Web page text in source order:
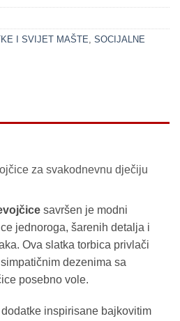
I SVIJET MAŠTE SOCIJALNE
za svakodnevnu dječiju
savršen je modni
jednoroga, šarenih detalja i
Ova slatka torbica privlači
dezenima sa
posebno vole.
inspirisane bajkovitim